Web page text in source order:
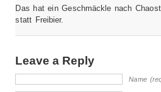
Das hat ein Geschmäckle nach
statt Freibier.
Leave a Reply
Name